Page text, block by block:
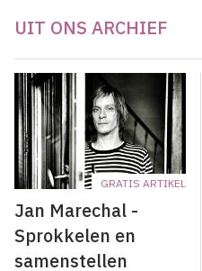
UIT ONS ARCHIEF
GRATIS ARTIKEL
Jan Marechal -
Sprokkelen en
samenstellen